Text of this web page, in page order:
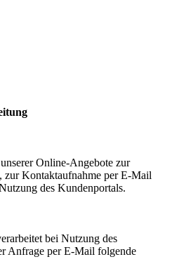
Online-Angebote zur
zur Kontaktaufnahme per E-Mail
des Kundenportals.
bei Nutzung des
Anfrage per E-Mail folgende